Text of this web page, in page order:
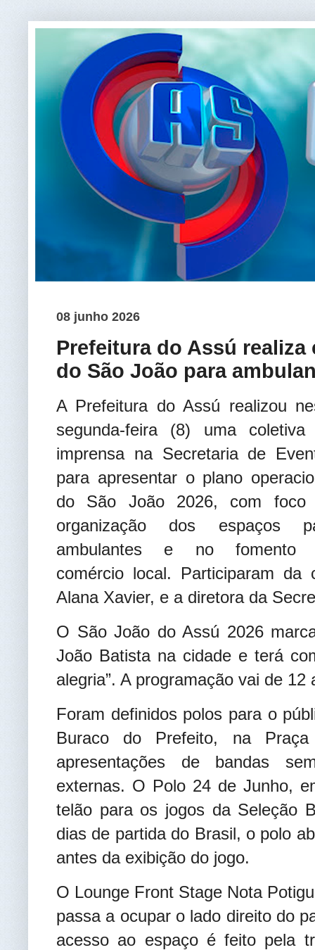
08 junho 2026
Prefeitura do Assú
do São João para
A Prefeitura do Assú realizou
segunda-feira (8) uma coletiva
imprensa na Secretaria de
para apresentar o plano
do São João 2026, com foco
organização dos espaços
ambulantes e no fomento
comércio local. Participaram
Alana Xavier, e a diretora da
O São João do Assú 2026
João Batista na cidade e terá
alegria”. A programação vai de 12
Foram definidos polos para o
Buraco do Prefeito, na
apresentações de bandas
externas. O Polo 24 de Junho,
telão para os jogos da Seleção
dias de partida do Brasil, o polo
antes da exibição do jogo.
O Lounge Front Stage Nota
passa a ocupar o lado direito do
acesso ao espaço é feito pela